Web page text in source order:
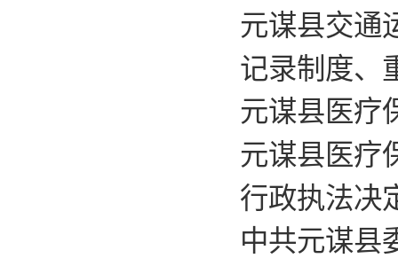
元谋县交通
记录制度、
元谋县医疗
元谋县医疗
行政执法决
中共元谋县